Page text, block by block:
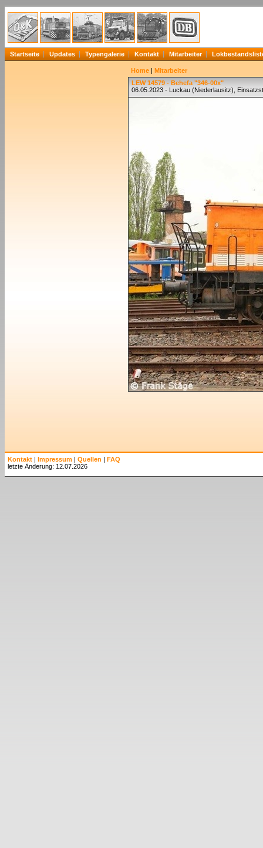
Startseite Updates Typengalerie Kontakt Mitarbeiter
Home | Mitarbeiter
LEW 14579 - Behefa "346-00x"
06.05.2023 - Luckau (Niederlausitz),
Kontakt | Impressum | Quellen | FAQ
letzte Änderung: 12.07.2026